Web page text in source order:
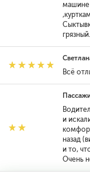
машине
Всё
и
назад
и то,
Очень